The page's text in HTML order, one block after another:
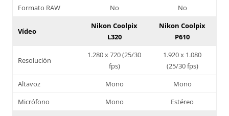
Formato RAW
No No
Vídeo
Nikon Coolpix
L320
Nikon Coolpix
P610
Resolución
1.280 x 720 (25/30
fps)
1.920 x 1.080
(25/30 fps)
Altavoz
Mono
Mono
Micrófono
Mono
Estéreo